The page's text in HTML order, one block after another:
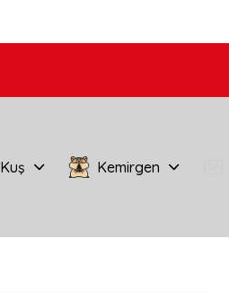
Kuş Kemirgen